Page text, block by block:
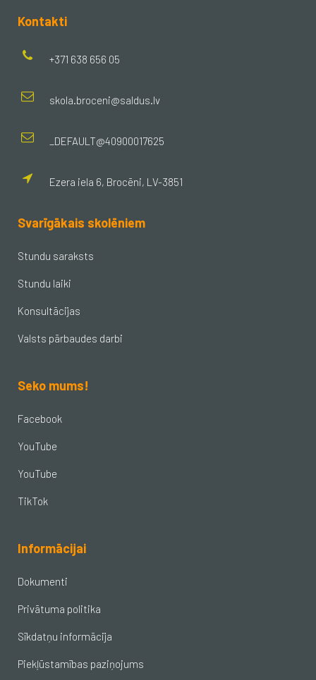
Kontakti
+371 638 656 05
skola.broceni@saldus.lv
_DEFAULT@40900017625
Ezera iela 6, Brocēni, LV-3851
Svarīgākais skolēniem
Stundu saraksts
Stundu laiki
Konsultācijas
Valsts pārbaudes darbi
Seko mums!
Facebook
YouTube
YouTube
TikTok
Informācijai
Dokumenti
Privātuma politika
Sīkdatņu informācija
Piekļūstamības paziņojums